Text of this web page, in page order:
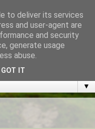
tilaisuuden muuttaa
▼
to deliver its services
and user-agent are
and security
generate usage
abuse.
GOT IT